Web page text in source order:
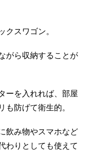
スワゴン。
がら収納することが
ーを入れれば、部屋
防げて衛生的。
飲み物やスマホなど
わりとしても使えて